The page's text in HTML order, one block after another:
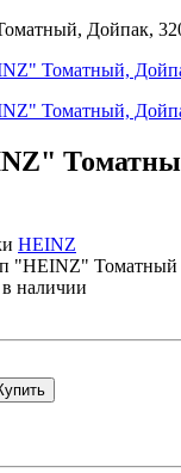
HEINZ
"HEINZ" Томатный
наличии